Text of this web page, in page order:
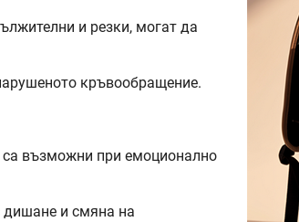
и резки, могат да
кръвообращение.
са възможни при емоционално
дишане и смяна на